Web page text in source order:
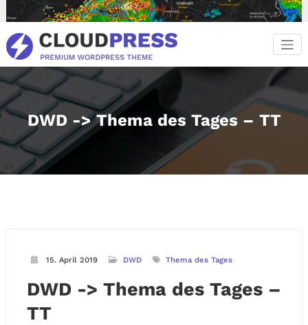
Inhalt
springen
DWD -> Thema des Tages – TT
15. April 2019 DWD Thema des Tages
DWD -> Thema des Tages –
TT